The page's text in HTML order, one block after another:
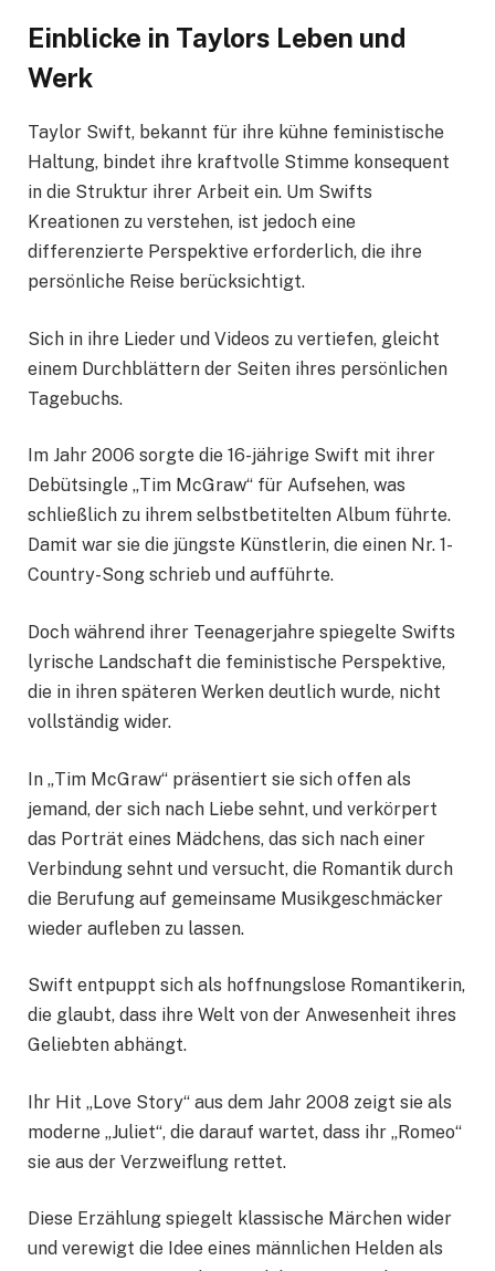
Einblicke in Taylors Leben und
Werk
Taylor Swift, bekannt für ihre kühne feministische
Haltung, bindet ihre kraftvolle Stimme konsequent
in die Struktur ihrer Arbeit ein. Um Swifts
Kreationen zu verstehen, ist jedoch eine
differenzierte Perspektive erforderlich, die ihre
persönliche Reise berücksichtigt.
Sich in ihre Lieder und Videos zu vertiefen, gleicht
einem Durchblättern der Seiten ihres persönlichen
Tagebuchs.
Im Jahr 2006 sorgte die 16-jährige Swift mit ihrer
Debütsingle „Tim McGraw“ für Aufsehen, was
schließlich zu ihrem selbstbetitelten Album führte.
Damit war sie die jüngste Künstlerin, die einen Nr. 1-
Country-Song schrieb und aufführte.
Doch während ihrer Teenagerjahre spiegelte Swifts
lyrische Landschaft die feministische Perspektive,
die in ihren späteren Werken deutlich wurde, nicht
vollständig wider.
In „Tim McGraw“ präsentiert sie sich offen als
jemand, der sich nach Liebe sehnt, und verkörpert
das Porträt eines Mädchens, das sich nach einer
Verbindung sehnt und versucht, die Romantik durch
die Berufung auf gemeinsame Musikgeschmäcker
wieder aufleben zu lassen.
Swift entpuppt sich als hoffnungslose Romantikerin,
die glaubt, dass ihre Welt von der Anwesenheit ihres
Geliebten abhängt.
Ihr Hit „Love Story“ aus dem Jahr 2008 zeigt sie als
moderne „Juliet“, die darauf wartet, dass ihr „Romeo“
sie aus der Verzweiflung rettet.
Diese Erzählung spiegelt klassische Märchen wider
und verewigt die Idee eines männlichen Helden als